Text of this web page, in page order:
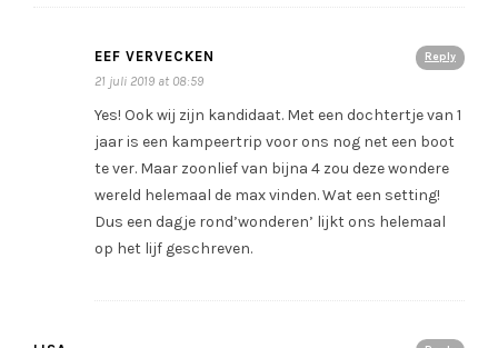
Reply
EEF VERVECKEN
21 juli 2019 at 08:59
Yes! Ook wij zijn kandidaat. Met een dochtertje van 1
jaar is een kampeertrip voor ons nog net een boot
te ver. Maar zoonlief van bijna 4 zou deze wondere
wereld helemaal de max vinden. Wat een setting!
Dus een dagje rond’wonderen’ lijkt ons helemaal
op het lijf geschreven.